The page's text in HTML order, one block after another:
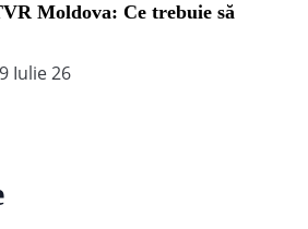
Moldova: Ce trebuie să
Iulie 26